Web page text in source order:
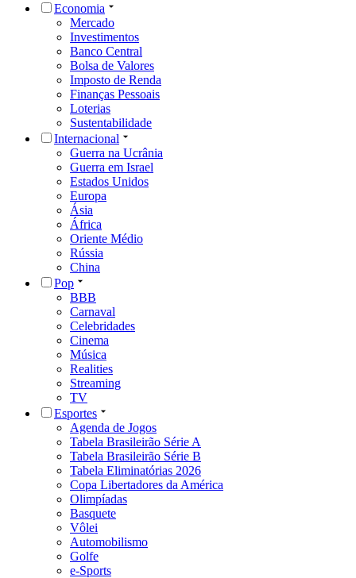
Economia
Mercado
Investimentos
Banco Central
Bolsa de Valores
Imposto de Renda
Finanças Pessoais
Loterias
Sustentabilidade
Internacional
Guerra na Ucrânia
Guerra em Israel
Estados Unidos
Europa
Ásia
África
Oriente Médio
Rússia
China
Pop
BBB
Carnaval
Celebridades
Cinema
Música
Realities
Streaming
TV
Esportes
Agenda de Jogos
Tabela Brasileirão Série A
Tabela Brasileirão Série B
Tabela Eliminatórias 2026
Copa Libertadores da América
Olimpíadas
Basquete
Vôlei
Automobilismo
Golfe
e-Sports